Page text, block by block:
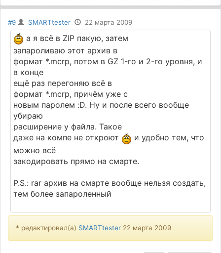
#9 SMARTtester 22 марта 2009
а я всё в ZIP пакую, затем
запароливаю этот архив в
формат *.mсrр, потом в GZ 1-го и 2-го уровня, и
в конце
ещё раз перегоняю всё в
формат *.mсrр, причём уже с
новым паролем :D. Ну и после всего вообще
убираю
расширение у файла. Такое
даже на компе не откроют
и удобно тем, что
можно всё
закодировать прямо на смарте.
Р.S.: rаr архив на смарте вообще нельзя создать,
тем более запароленный
* редактировал(а) SMARTtester 22 марта 2009